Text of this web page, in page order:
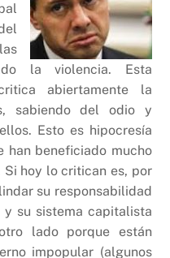
la violencia. Esta
abiertamente la
sabiendo del odio y
Esto es hipocresía
han beneficiado mucho
hoy lo critican es, por
su responsabilidad
su sistema capitalista
lado porque están
impopular (algunos